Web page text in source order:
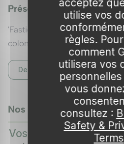
Présentation
'Fastigiata Blagon' est un
colonnaire compact, ramifié
entre-nœuds courts donnent
particulièrement dense et
est lente, surtout les
harmonieuse sur le long
Le feuillage en éventail
printemps, fonce en vert
Description complète
Nos vidéos
DÉCOUVREZ COMMENT
▶
0:37
Vos plantes
acceptez
utilise vos
règles.
comment
utilisera vos
vous
consultez :
Safety &
Terms